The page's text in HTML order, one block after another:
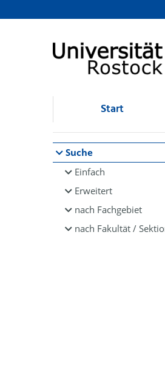
Browsen
direkt zum Inhalt
Start
Suche
Einfach
Erweitert
nach Fachgebiet
nach Fakultät /